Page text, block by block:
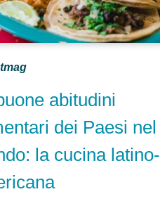
abitudini
dei Paesi nel
la cucina latino-